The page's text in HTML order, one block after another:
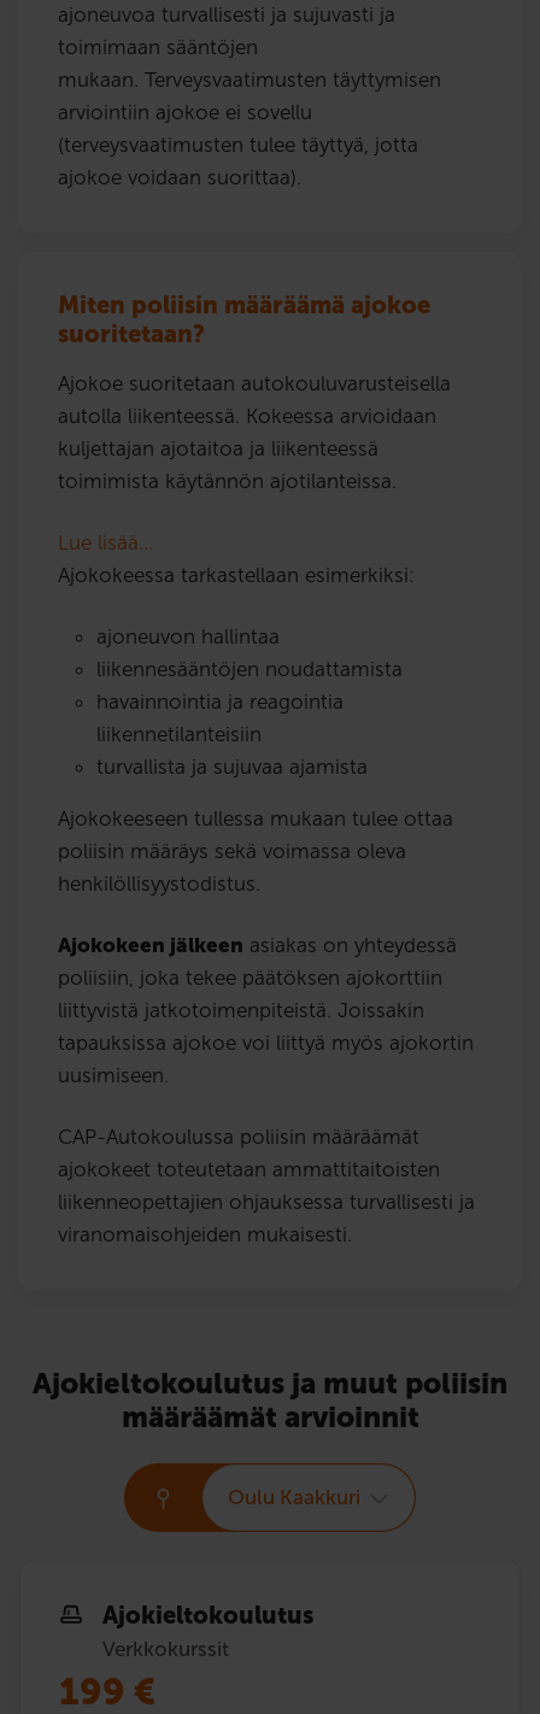
ajoneuvoa turvallisesti ja sujuvasti ja
toimimaan sääntöjen
mukaan. Terveysvaatimusten täyttymisen
arviointiin ajokoe ei sovellu
(terveysvaatimusten tulee täyttyä, jotta
ajokoe voidaan suorittaa).
Miten poliisin määräämä ajokoe
suoritetaan?
Ajokoe suoritetaan autokouluvarusteisella
autolla liikenteessä. Kokeessa arvioidaan
kuljettajan ajotaitoa ja liikenteessä
toimimista käytännön ajotilanteissa.
Lue lisää…
Ajokokeessa tarkastellaan esimerkiksi:
ajoneuvon hallintaa
liikennesääntöjen noudattamista
havainnointia ja reagointia
liikennetilanteisiin
turvallista ja sujuvaa ajamista
Ajokokeeseen tullessa mukaan tulee ottaa
poliisin määräys sekä voimassa oleva
henkilöllisyystodistus.
Ajokokeen jälkeen asiakas on yhteydessä
poliisiin, joka tekee päätöksen ajokorttiin
liittyvistä jatkotoimenpiteistä. Joissakin
tapauksissa ajokoe voi liittyä myös ajokortin
uusimiseen.
CAP-Autokoulussa poliisin määräämät
ajokokeet toteutetaan ammattitaitoisten
liikenneopettajien ohjauksessa turvallisesti ja
viranomaisohjeiden mukaisesti.
Ajokieltokoulutus ja muut poliisin
määräämät arvioinnit
Oulu Kaakkuri
Ajokielto­koulutus
Verkkokurssit
199 €